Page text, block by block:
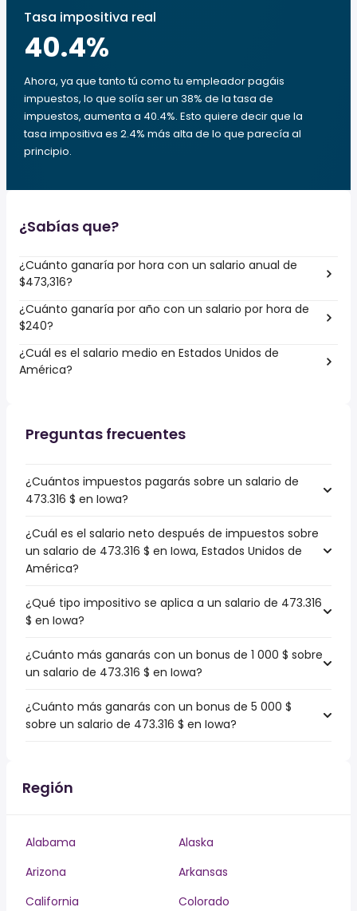
Tasa impositiva real
40.4%
Ahora, ya que tanto tú como tu empleador pagáis
impuestos, lo que solía ser un 38% de la tasa de
impuestos, aumenta a 40.4%. Esto quiere decir que la
tasa impositiva es 2.4% más alta de lo que parecía al
principio.
¿Sabías que?
¿Cuánto ganaría por hora con un salario anual de
$473,316?
¿Cuánto ganaría por año con un salario por hora de
$240?
¿Cuál es el salario medio en Estados Unidos de
América?
Preguntas frecuentes
¿Cuántos impuestos pagarás sobre un salario de
473.316 $ en Iowa?
¿Cuál es el salario neto después de impuestos sobre
un salario de 473.316 $ en Iowa, Estados Unidos de
América?
¿Qué tipo impositivo se aplica a un salario de 473.316
$ en Iowa?
¿Cuánto más ganarás con un bonus de 1 000 $ sobre
un salario de 473.316 $ en Iowa?
¿Cuánto más ganarás con un bonus de 5 000 $
sobre un salario de 473.316 $ en Iowa?
Región
Alabama
Alaska
Arizona
Arkansas
California
Colorado